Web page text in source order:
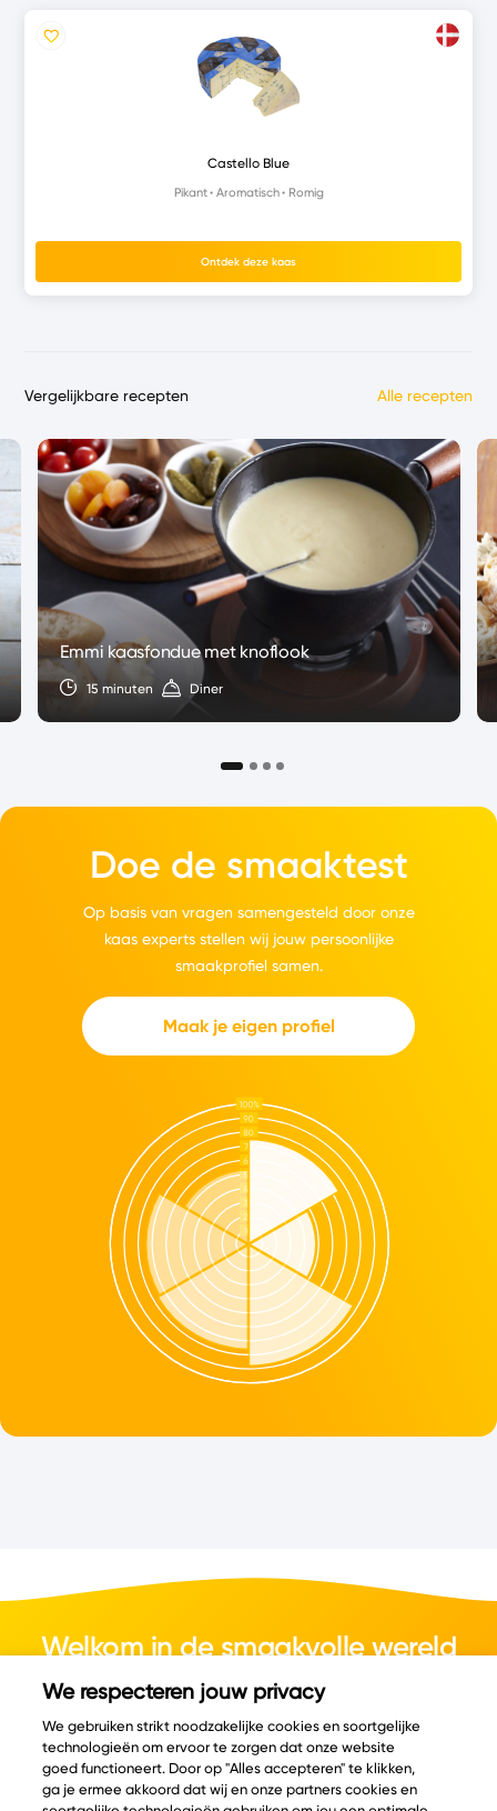
Castello Blue
Pikant Aromatisch Romig
Ontdek deze kaas
Vergelijkbare recepten Alle recepten
Emmi kaasfondue met knoflook
15 minuten Diner
Doe de smaaktest
Op basis van vragen samengesteld door onze
kaas experts stellen wij jouw persoonlijke
smaakprofiel samen.
Maak je eigen profiel
Welkom in de smaakvolle wereld
van kaas.
© Copyright 2026 Velder
We respecteren jouw privacy
We gebruiken strikt noodzakelijke cookies en soortgelijke
technologieën om ervoor te zorgen dat onze website
goed functioneert. Door op "Alles accepteren" te klikken,
ga je ermee akkoord dat wij en onze partners cookies en